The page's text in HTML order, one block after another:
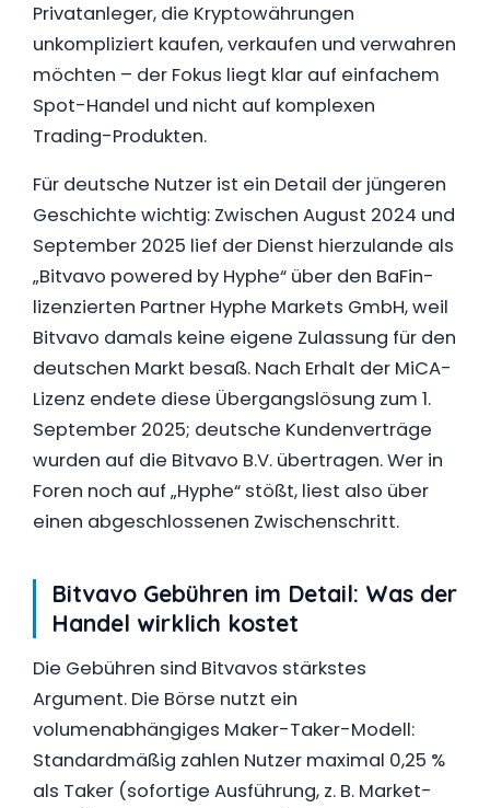
Privatanleger, die Kryptowährungen
unkompliziert kaufen, verkaufen und verwahren
möchten – der Fokus liegt klar auf einfachem
Spot-Handel und nicht auf komplexen
Trading-Produkten.
Für deutsche Nutzer ist ein Detail der jüngeren
Geschichte wichtig: Zwischen August 2024 und
September 2025 lief der Dienst hierzulande als
„Bitvavo powered by Hyphe“ über den BaFin-
lizenzierten Partner Hyphe Markets GmbH, weil
Bitvavo damals keine eigene Zulassung für den
deutschen Markt besaß. Nach Erhalt der MiCA-
Lizenz endete diese Übergangslösung zum 1.
September 2025; deutsche Kundenverträge
wurden auf die Bitvavo B.V. übertragen. Wer in
Foren noch auf „Hyphe“ stößt, liest also über
einen abgeschlossenen Zwischenschritt.
Bitvavo Gebühren im Detail: Was der
Handel wirklich kostet
Die Gebühren sind Bitvavos stärkstes
Argument. Die Börse nutzt ein
volumenabhängiges Maker-Taker-Modell:
Standardmäßig zahlen Nutzer maximal 0,25 %
als Taker (sofortige Ausführung, z. B. Market-